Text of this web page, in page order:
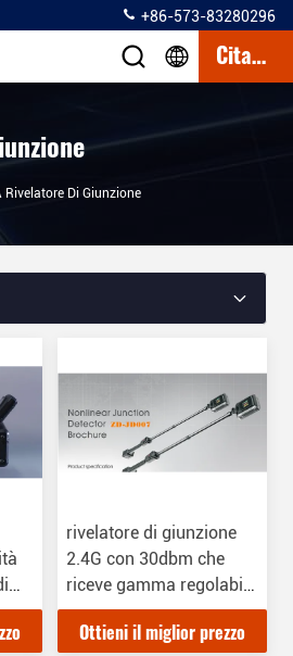
+86-573-83280296
Citazione
Rivelatore Di Giunzione
rivelatore di giunzione
2.4G con 30dbm che
riceve gamma regolabile
dinamica
Ottieni il miglior prezzo